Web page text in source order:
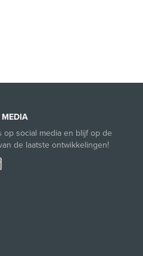
op social media en blijf op de
de laatste ontwikkelingen!